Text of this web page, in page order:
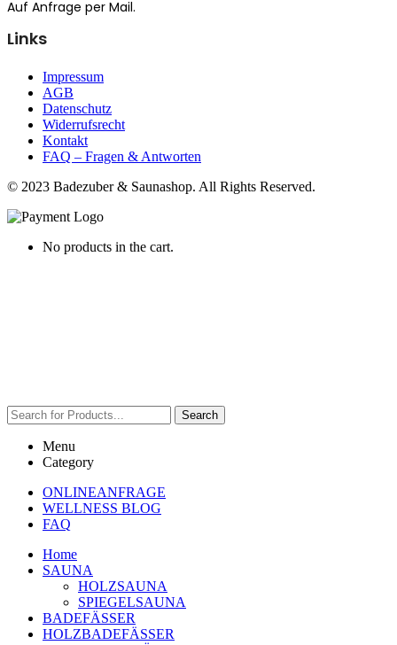
Auf Anfrage per Mail.
Links
Impressum
AGB
Datenschutz
Widerrufsrecht
Kontakt
FAQ – Fragen & Antworten
© 2023 Badezuber & Saunashop. All Rights Reserved.
No products in the cart.
Search
Menu
Category
ONLINEANFRAGE
WELLNESS BLOG
FAQ
Home
SAUNA
HOLZSAUNA
SPIEGELSAUNA
BADEFÄSSER
HOLZBADEFÄSSER